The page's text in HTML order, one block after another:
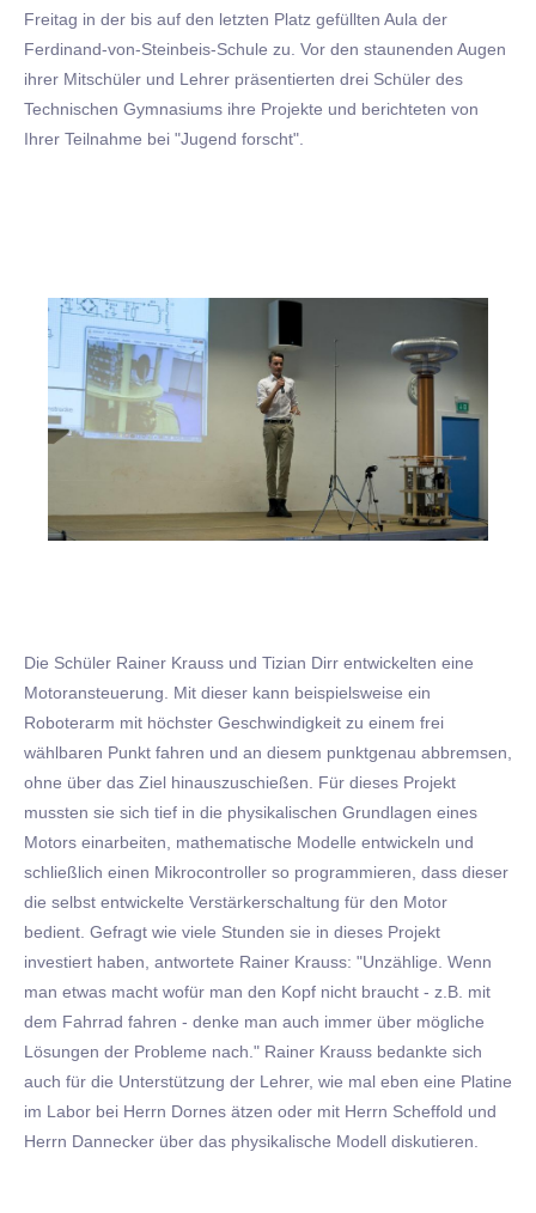
Freitag in der bis auf den letzten Platz gefüllten Aula der
Ferdinand-von-Steinbeis-Schule zu. Vor den staunenden Augen
ihrer Mitschüler und Lehrer präsentierten drei Schüler des
Technischen Gymnasiums ihre Projekte und berichteten von
Ihrer Teilnahme bei "Jugend forscht".
Die Schüler Rainer Krauss und Tizian Dirr entwickelten eine
Motoransteuerung. Mit dieser kann beispielsweise ein
Roboterarm mit höchster Geschwindigkeit zu einem frei
wählbaren Punkt fahren und an diesem punktgenau abbremsen,
ohne über das Ziel hinauszuschießen. Für dieses Projekt
mussten sie sich tief in die physikalischen Grundlagen eines
Motors einarbeiten, mathematische Modelle entwickeln und
schließlich einen Mikrocontroller so programmieren, dass dieser
die selbst entwickelte Verstärkerschaltung für den Motor
bedient. Gefragt wie viele Stunden sie in dieses Projekt
investiert haben, antwortete Rainer Krauss: "Unzählige. Wenn
man etwas macht wofür man den Kopf nicht braucht - z.B. mit
dem Fahrrad fahren - denke man auch immer über mögliche
Lösungen der Probleme nach." Rainer Krauss bedankte sich
auch für die Unterstützung der Lehrer, wie mal eben eine Platine
im Labor bei Herrn Dornes ätzen oder mit Herrn Scheffold und
Herrn Dannecker über das physikalische Modell diskutieren.